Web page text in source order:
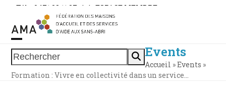
Skip
content
Tél. : 0471 38 11 37 | | ESPACE MEMBRE
Rechercher
Open
mobile
Close
mobile
Events
Accueil »Events »
Formation : Vivre en collectivité dans un service…